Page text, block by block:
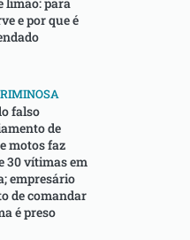
e por que é
falso
de
motos faz
30 vítimas em
empresário
de comandar
é preso